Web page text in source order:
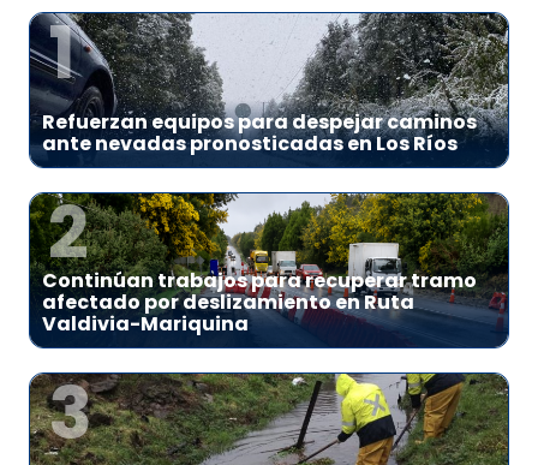
1
Refuerzan equipos para despejar caminos
ante nevadas pronosticadas en Los Ríos
2
Continúan trabajos para recuperar tramo
afectado por deslizamiento en Ruta
Valdivia-Mariquina
3